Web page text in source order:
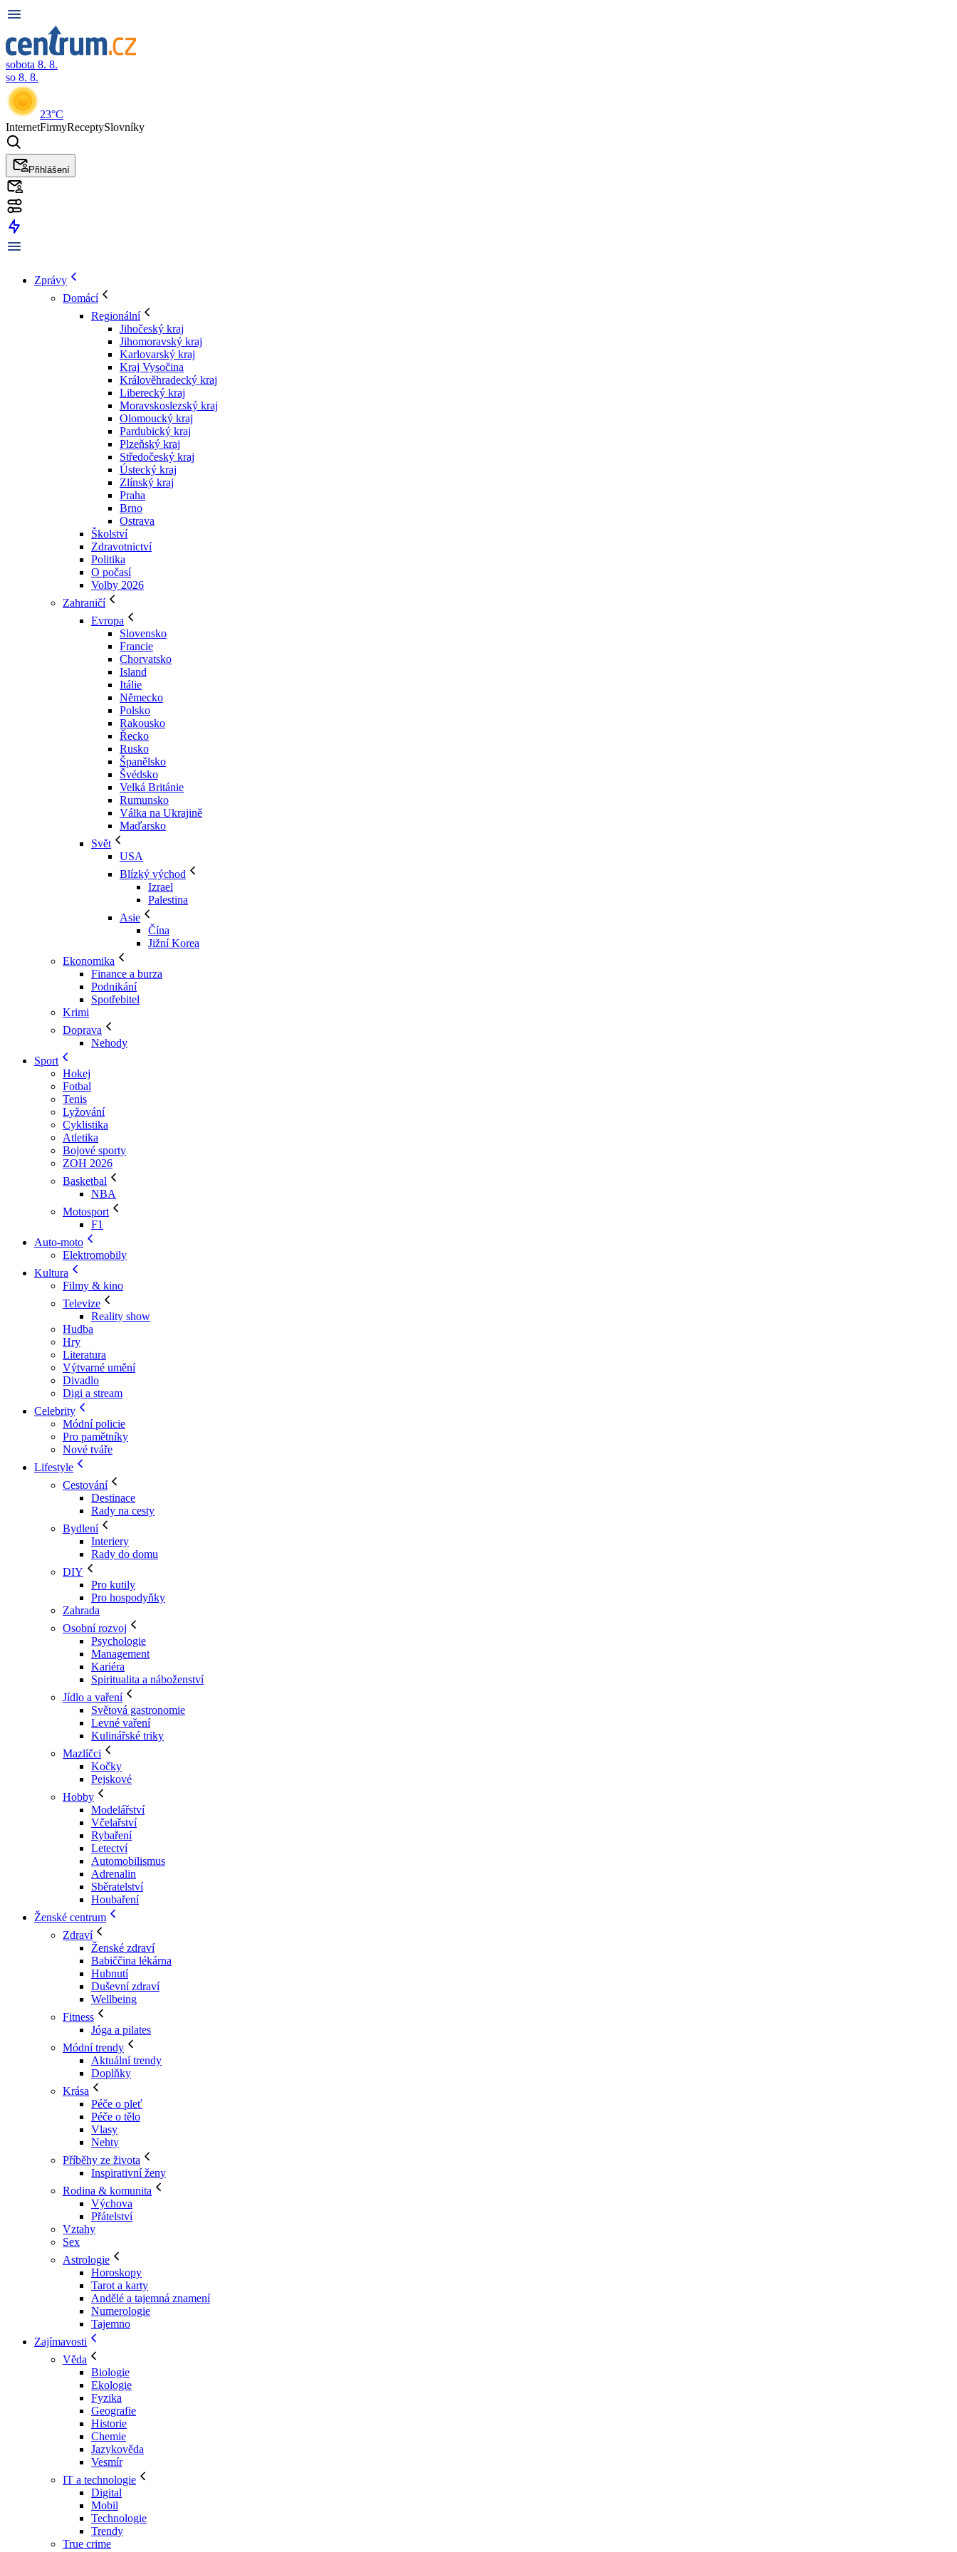
sobota 8. 8.
so 8. 8.
23°C
InternetFirmyReceptySlovníky
Přihlášení
Zprávy
Domácí
Regionální
Jihočeský kraj
Jihomoravský kraj
Karlovarský kraj
Kraj Vysočina
Králověhradecký kraj
Liberecký kraj
Moravskoslezský kraj
Olomoucký kraj
Pardubický kraj
Plzeňský kraj
Středočeský kraj
Ústecký kraj
Zlínský kraj
Praha
Brno
Ostrava
Školství
Zdravotnictví
Politika
O počasí
Volby 2026
Zahraničí
Evropa
Slovensko
Francie
Chorvatsko
Island
Itálie
Německo
Polsko
Rakousko
Řecko
Rusko
Španělsko
Švédsko
Velká Británie
Rumunsko
Válka na Ukrajině
Maďarsko
Svět
USA
Blízký východ
Izrael
Palestina
Asie
Čína
Jižní Korea
Ekonomika
Finance a burza
Podnikání
Spotřebitel
Krimi
Doprava
Nehody
Sport
Hokej
Fotbal
Tenis
Lyžování
Cyklistika
Atletika
Bojové sporty
ZOH 2026
Basketbal
NBA
Motosport
F1
Auto-moto
Elektromobily
Kultura
Filmy & kino
Televize
Reality show
Hudba
Hry
Literatura
Výtvarné umění
Divadlo
Digi a stream
Celebrity
Módní policie
Pro pamětníky
Nové tváře
Lifestyle
Cestování
Destinace
Rady na cesty
Bydlení
Interiery
Rady do domu
DIY
Pro kutily
Pro hospodyňky
Zahrada
Osobní rozvoj
Psychologie
Management
Kariéra
Spiritualita a náboženství
Jídlo a vaření
Světová gastronomie
Levné vaření
Kulinářské triky
Mazlíčci
Kočky
Pejskové
Hobby
Modelářství
Včelařství
Rybaření
Letectví
Automobilismus
Adrenalin
Sběratelství
Houbaření
Ženské centrum
Zdraví
Ženské zdraví
Babiččina lékárna
Hubnutí
Duševní zdraví
Wellbeing
Fitness
Jóga a pilates
Módní trendy
Aktuální trendy
Doplňky
Krása
Péče o pleť
Péče o tělo
Vlasy
Nehty
Příběhy ze života
Inspirativní ženy
Rodina & komunita
Výchova
Přátelství
Vztahy
Sex
Astrologie
Horoskopy
Tarot a karty
Andělé a tajemná znamení
Numerologie
Tajemno
Zajímavosti
Věda
Biologie
Ekologie
Fyzika
Geografie
Historie
Chemie
Jazykověda
Vesmír
IT a technologie
Digital
Mobil
Technologie
Trendy
True crime